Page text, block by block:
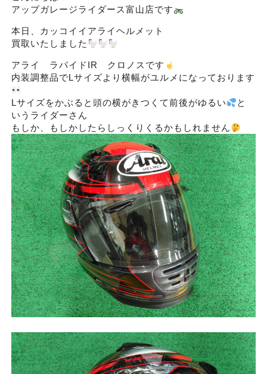
アップガレージライダース富山店です
本日、カッコイイアライヘルメット
買取いたしました
アライ ラパイドIR クロノスです
内装調整品でLサイズより横幅がユルメになっております
Lサイズをかぶると頭の横がきつくて前後がゆるい
と
いうライダーさん
もしか、もしかしたらしっくりくるかもしれません